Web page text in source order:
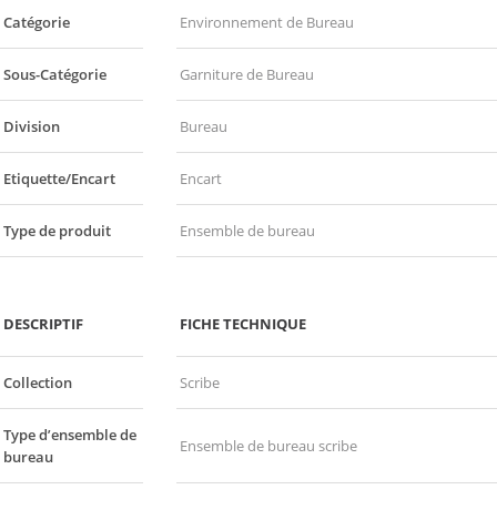
Catégorie Environnement de Bureau
Sous-Catégorie Garniture de Bureau
Division Bureau
Etiquette/Encart Encart
Type de produit Ensemble de bureau
DESCRIPTIF FICHE TECHNIQUE
Collection Scribe
Type d’ensemble de
bureau
Ensemble de bureau scribe